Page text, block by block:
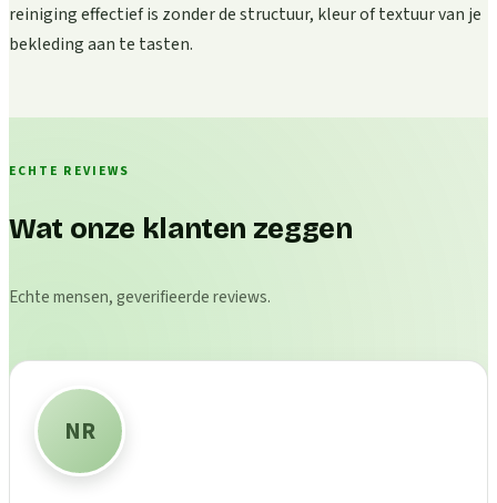
reiniging effectief is zonder de structuur, kleur of textuur van je
bekleding aan te tasten.
ECHTE REVIEWS
Wat onze klanten zeggen
Echte mensen, geverifieerde reviews.
NR